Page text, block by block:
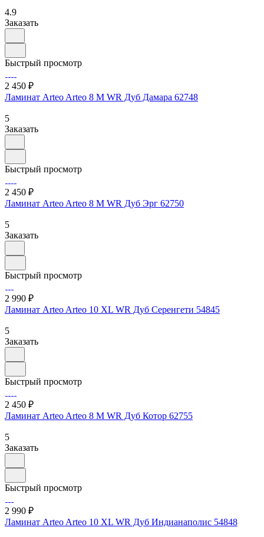
4.9
Заказать
Быстрый просмотр
2 450 ₽
Ламинат Arteo Arteo 8 M WR Дуб Дамара 62748
5
Заказать
Быстрый просмотр
2 450 ₽
Ламинат Arteo Arteo 8 M WR Дуб Эрг 62750
5
Заказать
Быстрый просмотр
2 990 ₽
Ламинат Arteo Arteo 10 XL WR Дуб Серенгети 54845
5
Заказать
Быстрый просмотр
2 450 ₽
Ламинат Arteo Arteo 8 M WR Дуб Котор 62755
5
Заказать
Быстрый просмотр
2 990 ₽
Ламинат Arteo Arteo 10 XL WR Дуб Индианаполис 54848